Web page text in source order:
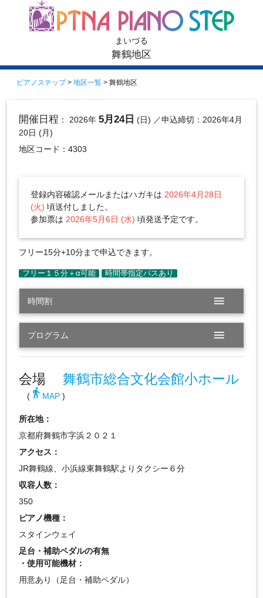
まいづる
舞鶴地区
ピアノステップ> 地区一覧 > 舞鶴地区
開催日程 ： 2026年 5月24日 (日) ／申込締切：2026年4月
20日 (月)
地区コード：4303
登録内容確認メールまたはハガキは 2026年4月28日
(火) 頃送付しました。
参加票は 2026年5月6日 (水) 頃発送予定です。
フリー15分+10分まで申込できます。
時間割 menu
プログラム menu
会場 舞鶴市総合文化会館小ホール
(directions_walk MAP)
所在地：
京都府舞鶴市字浜２０２１
アクセス：
JR舞鶴線、小浜線東舞鶴駅よりタクシー６分
収容人数：
350
ピアノ機種：
スタインウェイ
足台・補助ペダルの有無
・使用可能機材：
用意あり（足台・補助ペダル）